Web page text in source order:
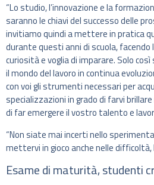
“Lo studio, l’innovazione e la
saranno le chiavi del successo delle
invitiamo quindi a mettere in pratica
durante questi anni di scuola,
curiosità e voglia di imparare. Solo
il mondo del lavoro in continua
con voi gli strumenti necessari per
specializzazioni in grado di farvi
di far emergere il vostro talento e
“Non siate mai incerti nello
mettervi in gioco anche nelle
Esame di maturità, studenti